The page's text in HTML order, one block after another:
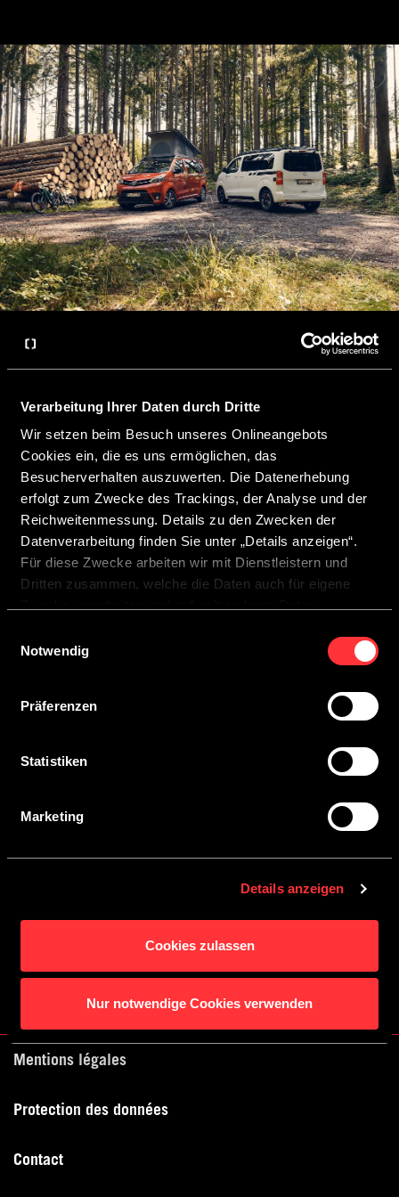
Verarbeitung Ihrer Daten durch Dritte
Wir setzen beim Besuch unseres Onlineangebots
Cookies ein, die es uns ermöglichen, das
Besucherverhalten auszuwerten. Die Datenerhebung
erfolgt zum Zwecke des Trackings, der Analyse und der
Reichweitenmessung. Details zu den Zwecken der
Datenverarbeitung finden Sie unter „Details anzeigen“.
Für diese Zwecke arbeiten wir mit Dienstleistern und
Dritten zusammen, welche die Daten auch für eigene
Durch Anklicken der Schaltfläche „Cookies zulassen“
Detailansicht geben Sie Ihre Einwilligung zur Verarbeitung
Ihrer Daten zu den jeweiligen Zwecken. Sie ist freiwillig,
widerruflich für die Zukunft durch Anklicken der
Schaltfläche „Einwilligung widerrufen“. Weitere Hinweise
Notwendig
Präferenzen
Statistiken
Marketing
Details anzeigen
Cookies zulassen
Nur notwendige Cookies verwenden
Civilité
politique de confidentialité?
J'aimerais recevoir par e-mail des conseils d'initiés
passionnants sur les modèles CROSSCAMP.
confidentialitéet lesconditions d'utilisationde Google s'appliquent.
Mentions légales
Protection des données
Contact